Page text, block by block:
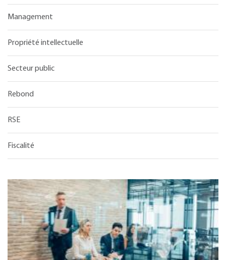
Management
Propriété intellectuelle
Secteur public
Rebond
RSE
Fiscalité